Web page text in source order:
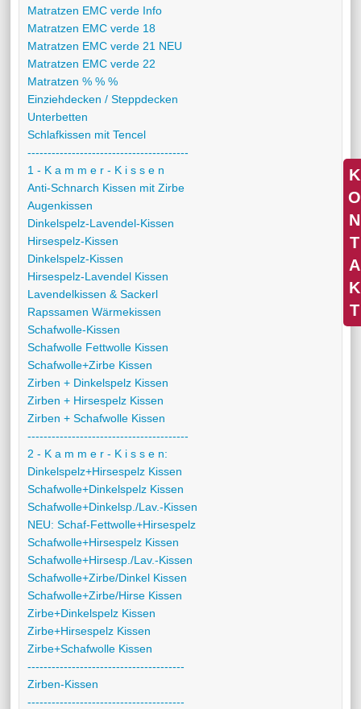
Matratzen EMC verde Info
Matratzen EMC verde 18
Matratzen EMC verde 21 NEU
Matratzen EMC verde 22
Matratzen % % %
Einziehdecken / Steppdecken
Unterbetten
Schlafkissen mit Tencel
----------------------------------------
1 - K a m m e r - K i s s e n
Anti-Schnarch Kissen mit Zirbe
Augenkissen
Dinkelspelz-Lavendel-Kissen
Hirsespelz-Kissen
Dinkelspelz-Kissen
Hirsespelz-Lavendel Kissen
Lavendelkissen & Sackerl
Rapssamen Wärmekissen
Schafwolle-Kissen
Schafwolle Fettwolle Kissen
Schafwolle+Zirbe Kissen
Zirben + Dinkelspelz Kissen
Zirben + Hirsespelz Kissen
Zirben + Schafwolle Kissen
----------------------------------------
2 - K a m m e r - K i s s e n:
Dinkelspelz+Hirsespelz Kissen
Schafwolle+Dinkelspelz Kissen
Schafwolle+Dinkelsp./Lav.-Kissen
NEU: Schaf-Fettwolle+Hirsespelz
Schafwolle+Hirsespelz Kissen
Schafwolle+Hirsesp./Lav.-Kissen
Schafwolle+Zirbe/Dinkel Kissen
Schafwolle+Zirbe/Hirse Kissen
Zirbe+Dinkelspelz Kissen
Zirbe+Hirsespelz Kissen
Zirbe+Schafwolle Kissen
---------------------------------------
Zirben-Kissen
---------------------------------------
K
O
N
T
A
K
T